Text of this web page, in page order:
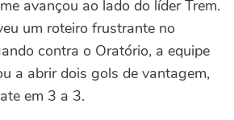
avançou ao lado do líder Trem.
um roteiro frustrante no
contra o Oratório, a equipe
a abrir dois gols de vantagem,
em 3 a 3.